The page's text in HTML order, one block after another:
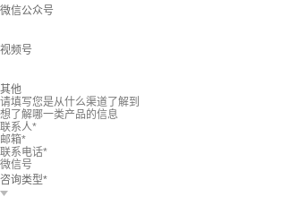
微信公众号
视频号
其他
咨询类型*